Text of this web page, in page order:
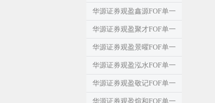
华源证券观盈鑫源FOF单一
华源证券观盈聚才FOF单一
华源证券观盈景曜FOF单一
华源证券观盈泓水FOF单一
华源证券观盈敬记FOF单一
华源证券观盈煊和FOF单一